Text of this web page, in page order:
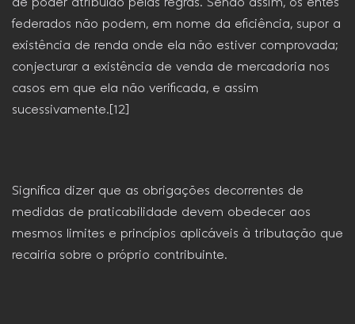
de poder atribuído pelas regras. Sendo assim, os entes
federados não podem, em nome da eficiência, supor a
existência de renda onde ela não estiver comprovada;
conjecturar a existência de venda de mercadoria nos
casos em que ela não verificada, e assim
sucessivamente.[12]
Significa dizer que as obrigações decorrentes de
medidas de praticabilidade devem obedecer aos
mesmos limites e princípios aplicáveis à tributação que
recairia sobre o próprio contribuinte.